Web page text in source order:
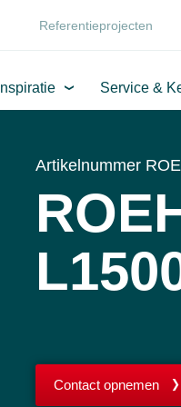
Referentieprojecten
Inspiratie Service &
Artikelnummer
Contact opnemen